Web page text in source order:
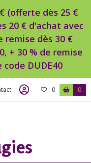
(offerte dès 25 €
20 € d'achat avec
remise dès 30 €
+ 30 % de remise
DUDE40
0 0